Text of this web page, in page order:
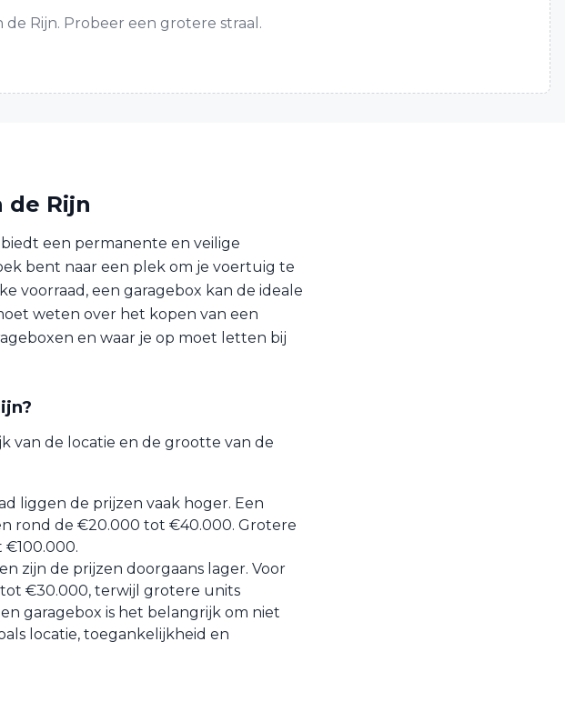
Rijn. Probeer een grotere straal.
de Rijn
een permanente en veilige
bent naar een plek om je voertuig te
voorraad, een garagebox kan de ideale
weten over het kopen van een
en waar je op moet letten bij
van de locatie en de grootte van de
liggen de prijzen vaak hoger. Een
rond de €20.000 tot €40.000. Grotere
zijn de prijzen doorgaans lager. Voor
€30.000, terwijl grotere units
garagebox is het belangrijk om niet
locatie, toegankelijkheid en